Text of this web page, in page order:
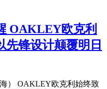
OAKLEY欧克利
先锋设计颠覆明日
海） OAKLEY欧克利始终致